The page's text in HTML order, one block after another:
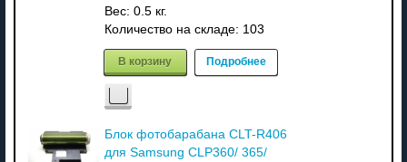
Вес: 0.5 кг.
Количество на складе: 103
В корзину Подробнее
Блок фотобарабана CLT-R406
для Samsung CLP360/ 365/